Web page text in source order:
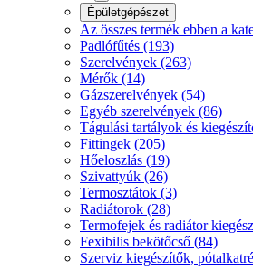
Épületgépészet
Az összes termék ebben a
Padlófűtés (193)
Szerelvények (263)
Mérők (14)
Gázszerelvények (54)
Egyéb szerelvények (86)
Tágulási tartályok és
Fittingek (205)
Hőeloszlás (19)
Szivattyúk (26)
Termosztátok (3)
Radiátorok (28)
Termofejek és radiátor
Fexibilis bekötőcső (84)
Szerviz kiegészítők,